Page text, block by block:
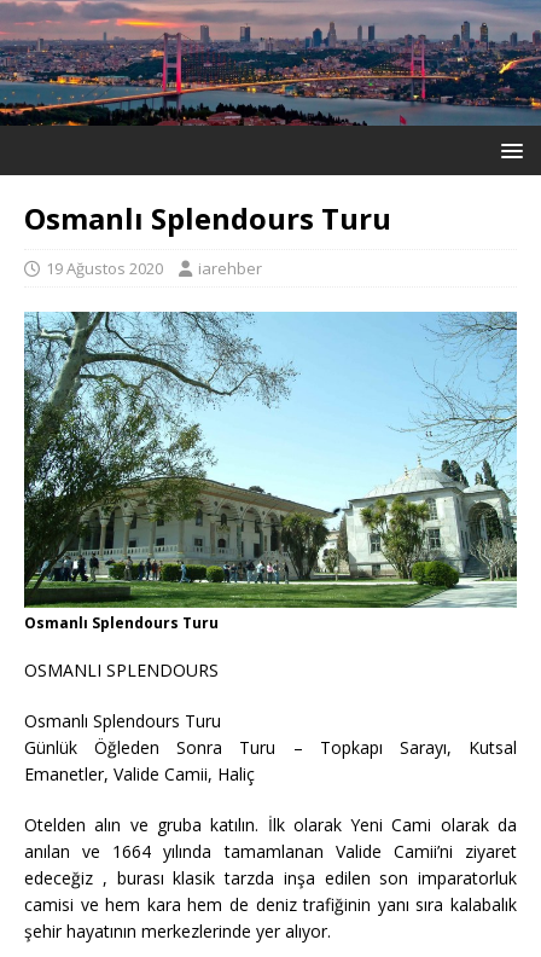
Osmanlı Splendours Turu
19 Ağustos 2020 iarehber
Osmanlı Splendours Turu
OSMANLI SPLENDOURS
Osmanlı Splendours Turu
Günlük Öğleden Sonra Turu – Topkapı Sarayı, Kutsal
Emanetler, Valide Camii, Haliç
Otelden alın ve gruba katılın. İlk olarak Yeni Cami olarak da
anılan ve 1664 yılında tamamlanan Valide Camii’ni ziyaret
edeceğiz , burası klasik tarzda inşa edilen son imparatorluk
camisi ve hem kara hem de deniz trafiğinin yanı sıra kalabalık
şehir hayatının merkezlerinde yer alıyor.